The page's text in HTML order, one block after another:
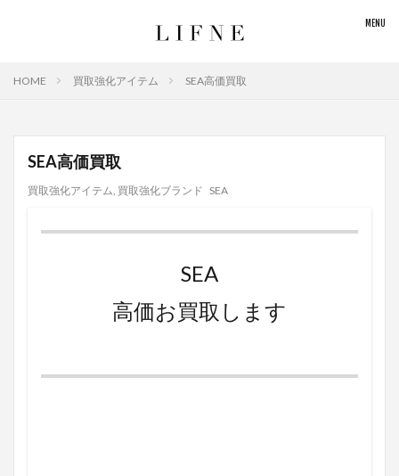
HOME 買取強化アイテム SEA高価買取
SEA高価買取
買取強化アイテム, 買取強化ブランド SEA
SEA
高価お買取します